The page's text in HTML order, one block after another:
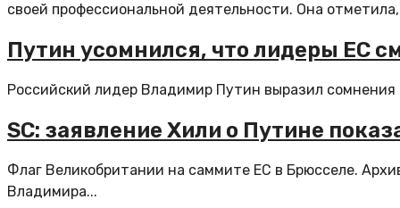
своей профессиональной деятельности. Она
Путин усомнился, что лидеры ЕС
Российский лидер Владимир Путин выразил
SC: заявление Хили о Путине
Флаг Великобритании на саммите ЕС в Брюсселе.
Владимира...